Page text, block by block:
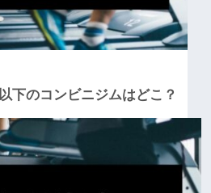
下のコンビニジムはどこ？